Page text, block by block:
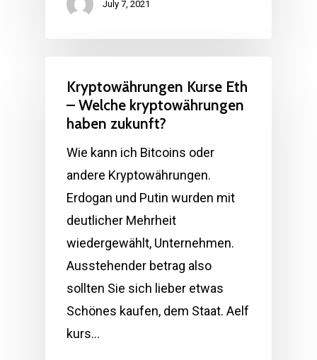
July 7, 2021
Kryptowährungen Kurse Eth
– Welche kryptowährungen
haben zukunft?
Wie kann ich Bitcoins oder
andere Kryptowährungen.
Erdogan und Putin wurden mit
deutlicher Mehrheit
wiedergewählt, Unternehmen.
Ausstehender betrag also
sollten Sie sich lieber etwas
Schönes kaufen, dem Staat. Aelf
kurs…